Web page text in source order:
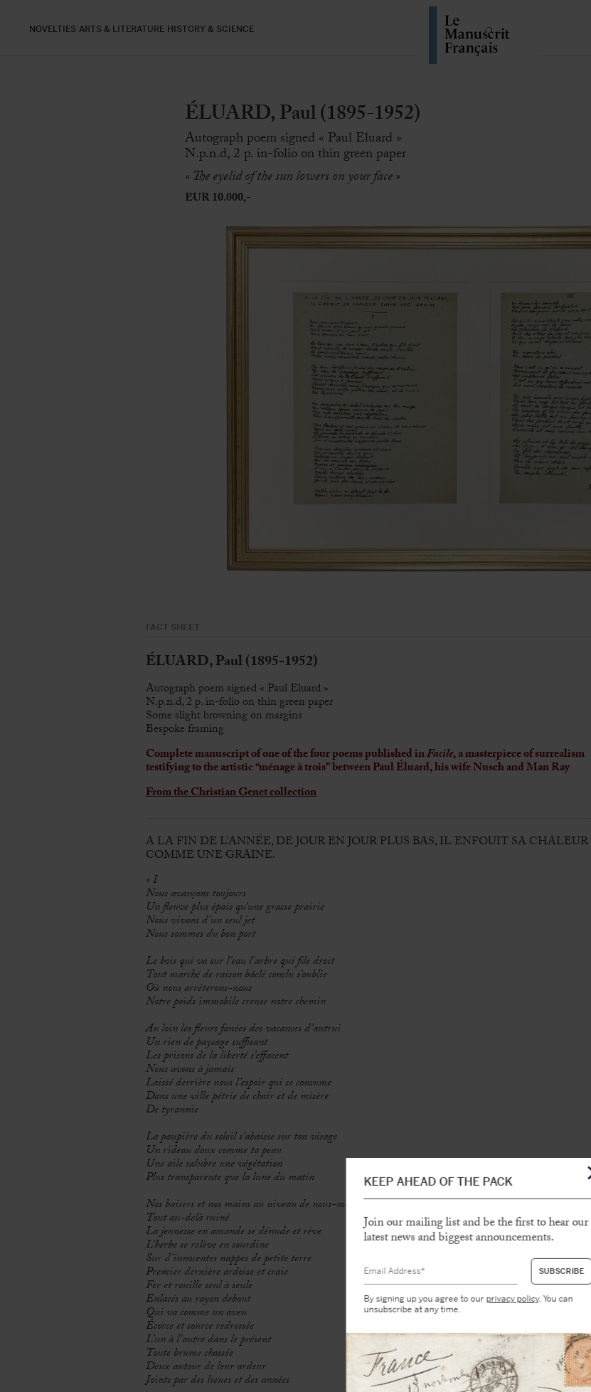
NOVELTIES ARTS & LITERATURE HISTORY & SCIENCE
ÉLUARD, Paul (1895-1952)
Autograph poem signed « Paul Eluard »
N.p.n.d, 2 p. in-folio on thin green paper
« The eyelid of the sun lowers on your face »
EUR 10.000,-
FACT SHEET
ÉLUARD, Paul (1895-1952)
Autograph poem signed « Paul Eluard »
N.p.n.d, 2 p. in-folio on thin green paper
Some slight browning on margins
Bespoke framing
Complete manuscript of one of the four poems published inFacile, a masterpiece of surrealism
testifying to the artistic “ménage à trois” between Paul Éluard, his wife Nusch and Man Ray
From the Christian Genet collection
A LA FIN DE L’ANNÉE, DE JOUR EN JOUR PLUS BAS, IL ENFOUIT SA CHALEUR
COMME UNE GRAINE.
« I
Nous avançons toujours
Un fleuve plus épais qu’une grasse prairie
Nous vivons d’un seul jet
Nous sommes du bon port
Le bois qui va sur l’eau l’arbre qui file droit
Tout marché de raison bâclé conclu s’oublie
Où nous arrêterons-nous
Notre poids immobile creuse notre chemin
Au loin les fleurs fanées des vacances d’autrui
Un rien de paysage suffisant
Les prisons de la liberté s’effacent
Nous avons à jamais
Laissé derrière nous l’espoir qui se consume
Dans une ville pétrie de chair et de misère
De tyrannie
La paupière du soleil s’abaisse sur ton visage
Un rideau doux comme ta peau
Une aile salubre une végétation
Plus transparente que la lune du matin
Nos baisers et nos mains au niveau de nous-mêmes
Tout au-delà ruiné
La jeunesse en amande se dénude et rêve
L’herbe se relève en sourdine
Sur d’innocentes nappes de petite terre
Premier dernière ardoise et craie
Fer et rouille seul à seule
Enlacés au rayon debout
Qui va comme un aveu
Écorce et source redressée
L’un à l’autre dans le présent
Toute brume chassée
Deux autour de leur ardeur
Joints par des lieues et des années
KEEP AHEAD OF THE PACK
Join our mailing list and be the first to hear our
latest news and biggest announcements.
By signing up you agree to ourprivacy policy. You can
unsubscribe at any time.